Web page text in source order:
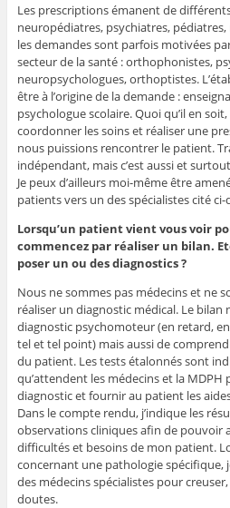
Les prescriptions émanent de
neuropédiatres, psychiatres,
les demandes sont parfois motivées
secteur de la santé : orthophonistes,
neuropsychologues, orthoptistes.
être à l’origine de la demande :
psychologue scolaire. Quoi qu’il en
coordonner les soins et réaliser une
nous puissions rencontrer le patient.
indépendant, mais c’est aussi et
Je peux d’ailleurs moi-même être
patients vers un des spécialistes cité ci-
Lorsqu’un patient vient vous voir
commencez par réaliser un bilan.
poser un ou des diagnostics ?
Nous ne sommes pas médecins et ne
réaliser un diagnostic médical. Le bilan
diagnostic psychomoteur (en retard,
tel et tel point) mais aussi de
du patient. Les tests étalonnés sont
qu’attendent les médecins et la
diagnostic et fournir au patient les
Dans le compte rendu, j’indique les
observations cliniques afin de pouvoir
difficultés et besoins de mon patient.
concernant une pathologie spécifique,
des médecins spécialistes pour
doutes.